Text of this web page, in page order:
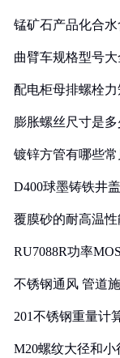
锰矿石产品化合
曲臂车规格型号大
配电柜母排螺栓
膨胀螺丝尺寸是多
镀锌方管有哪些
D400球墨铸铁井
覆膜砂的耐高温
RU7088R功率
不锈钢通风 管道
201不锈钢重量计
M20螺纹大径和小